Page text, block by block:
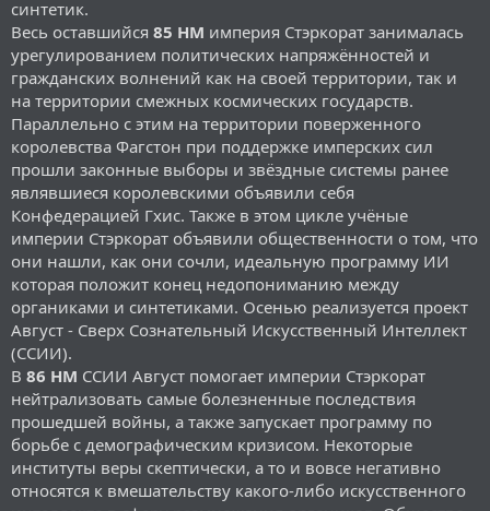
синтетик.
Весь оставшийся 85 НМ империя Стэркорат занималась
урегулированием политических напряжённостей и
гражданских волнений как на своей территории, так и
на территории смежных космических государств.
Параллельно с этим на территории поверженного
королевства Фагстон при поддержке имперских сил
прошли законные выборы и звёздные системы ранее
являвшиеся королевскими объявили себя
Конфедерацией Гхис. Также в этом цикле учёные
империи Стэркорат объявили общественности о том, что
они нашли, как они сочли, идеальную программу ИИ
которая положит конец недопониманию между
органиками и синтетиками. Осенью реализуется проект
Август - Сверх Сознательный Искусственный Интеллект
(ССИИ).
В 86 НМ ССИИ Август помогает империи Стэркорат
нейтрализовать самые болезненные последствия
прошедшей войны, а также запускает программу по
борьбе с демографическим кризисом. Некоторые
институты веры скептически, а то и вовсе негативно
относятся к вмешательству какого-либо искусственного